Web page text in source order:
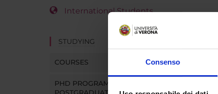
Consenso
International Students
STUDYING
COURSES
PHD PROGRAMMES AND